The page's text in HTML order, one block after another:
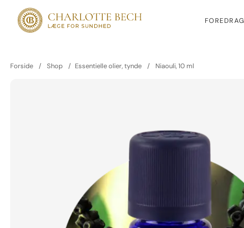
FOREDRAG
Forside / Shop / Essentielle olier, tynde / Niaouli, 10 ml